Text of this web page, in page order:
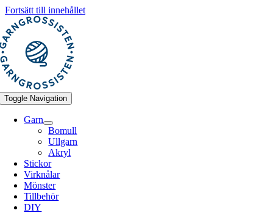
Fortsätt till innehållet
Toggle Navigation
Garn
Bomull
Ullgarn
Akryl
Stickor
Virknålar
Mönster
Tillbehör
DIY